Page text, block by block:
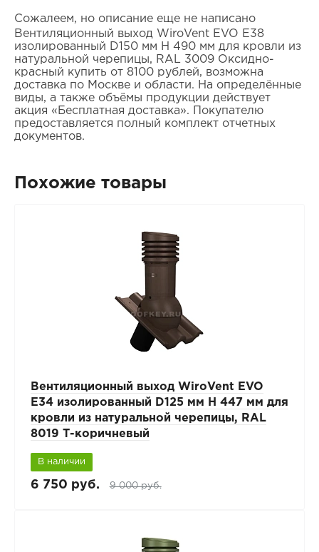
Сожалеем, но описание еще не написано
Вентиляционный выход WiroVent EVO E38
изолированный D150 мм Н 490 мм для кровли из
натуральной черепицы, RAL 3009 Оксидно-
красный купить от 8100 рублей, возможна
доставка по Москве и области. На определённые
виды, а также объёмы продукции действует
акция «Бесплатная доставка». Покупателю
предоставляется полный комплект отчетных
документов.
Похожие товары
Вентиляционный выход WiroVent EVO
E34 изолированный D125 мм Н 447 мм для
кровли из натуральной черепицы, RAL
8019 Т-коричневый
В наличии
6 750 руб. 9 000 руб.